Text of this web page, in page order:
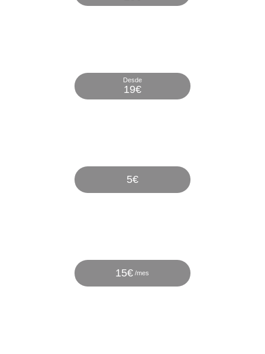
Desde
19€
5€
15€ /mes